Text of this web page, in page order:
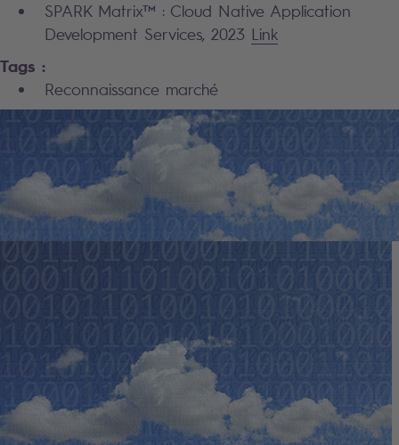
SPARK Matrix™ : Cloud Native Application
Development Services, 2023 Link
Tags :
Reconnaissance marché